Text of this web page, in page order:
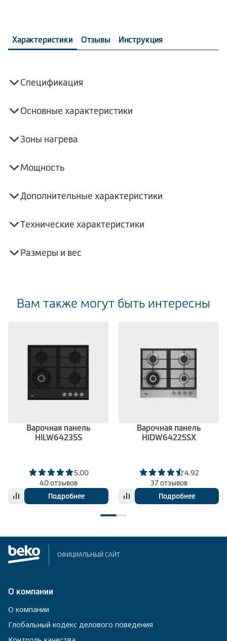
Характеристики Отзывы Инструкция
Спецификация
Основные характеристики
Зоны нагрева
Мощность
Дополнительные характеристики
Технические характеристики
Размеры и вес
Вам также могут быть интересны
Варочная панель
HILW64235S
5.00
40 отзывов
Подробнее
Варочная панель
HIDW64225SX
4.92
37 отзывов
Подробнее
ОФИЦИАЛЬНЫЙ САЙТ
О компании
О компании
Глобальный кодекс делового поведения